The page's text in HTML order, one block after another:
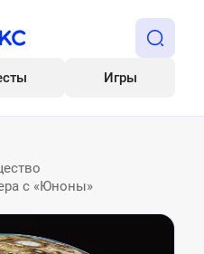
Игры
с «Юноны»